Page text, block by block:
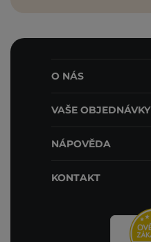
O NÁS
VAŠE OBJEDNÁVKY
NÁPOVĚDA
KONTAKT